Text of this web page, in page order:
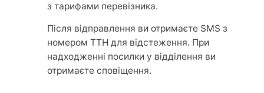
з тарифами перевізника.
Після відправлення ви отримаєте SMS з
номером ТТН для відстеження. При
надходженні посилки у відділення ви
отримаєте сповіщення.